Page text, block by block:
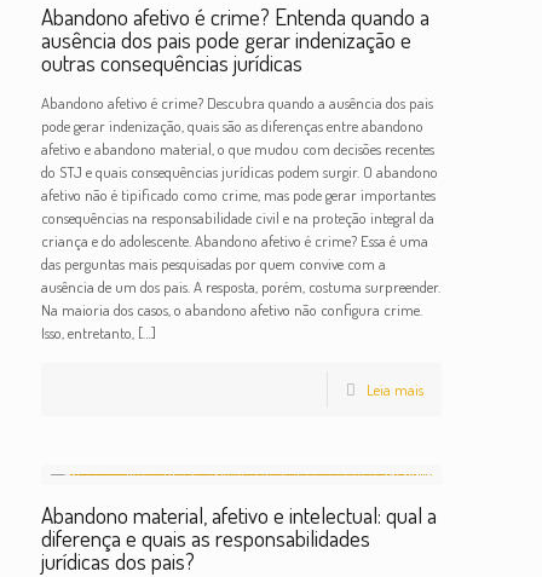
Abandono afetivo é crime? Entenda quando a
ausência dos pais pode gerar indenização e
outras consequências jurídicas
Abandono afetivo é crime? Descubra quando a ausência dos pais
pode gerar indenização, quais são as diferenças entre abandono
afetivo e abandono material, o que mudou com decisões recentes
do STJ e quais consequências jurídicas podem surgir. O abandono
afetivo não é tipificado como crime, mas pode gerar importantes
consequências na responsabilidade civil e na proteção integral da
criança e do adolescente. Abandono afetivo é crime? Essa é uma
das perguntas mais pesquisadas por quem convive com a
ausência de um dos pais. A resposta, porém, costuma surpreender.
Na maioria dos casos, o abandono afetivo não configura crime.
Isso, entretanto, […]
Leia mais
Abandono material, afetivo e intelectual: qual a
diferença e quais as responsabilidades
jurídicas dos pais?